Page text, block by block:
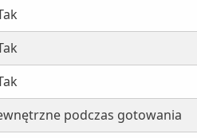
podczas gotowania